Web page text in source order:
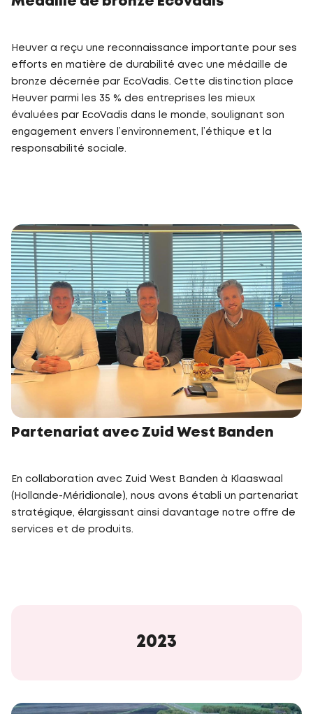
Heuver a reçu une reconnaissance importante pour ses
efforts en matière de durabilité avec une médaille de
bronze décernée par EcoVadis. Cette distinction place
Heuver parmi les 35 % des entreprises les mieux
évaluées par EcoVadis dans le monde, soulignant son
engagement envers l’environnement, l’éthique et la
responsabilité sociale.
Partenariat avec Zuid West Banden
En collaboration avec Zuid West Banden à Klaaswaal
(Hollande-Méridionale), nous avons établi un partenariat
stratégique, élargissant ainsi davantage notre offre de
services et de produits.
2023